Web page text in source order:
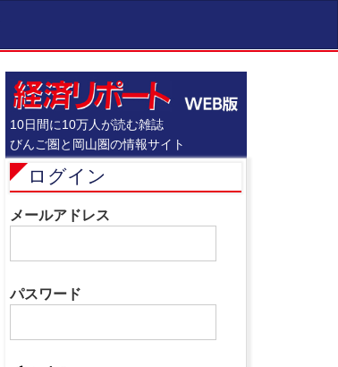
10日間に10万人が読む雑誌
びんご圏と岡山圏の情報サイト
ログイン
メールアドレス
パスワード